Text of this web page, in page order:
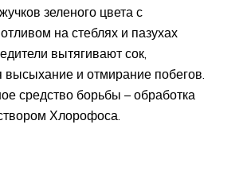
зеленого цвета с
на стеблях и пазухах
вытягивают сок,
высыхание и отмирание побегов.
средство борьбы – обработка
Хлорофоса.